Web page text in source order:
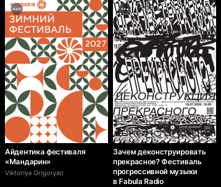
Айдентика фестиваля
«Мандарин»
Viktoriya Grigoryan
Зачем деконструировать
прекрасное? Фестиваль
прогрессивной музыки
в Fabula Radio